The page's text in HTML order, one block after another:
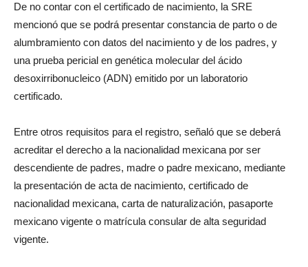
De no contar con el certificado de nacimiento, la SRE
mencionó que se podrá presentar constancia de parto o de
alumbramiento con datos del nacimiento y de los padres, y
una prueba pericial en genética molecular del ácido
desoxirribonucleico (ADN) emitido por un laboratorio
certificado.
Entre otros requisitos para el registro, señaló que se deberá
acreditar el derecho a la nacionalidad mexicana por ser
descendiente de padres, madre o padre mexicano, mediante
la presentación de acta de nacimiento, certificado de
nacionalidad mexicana, carta de naturalización, pasaporte
mexicano vigente o matrícula consular de alta seguridad
vigente.